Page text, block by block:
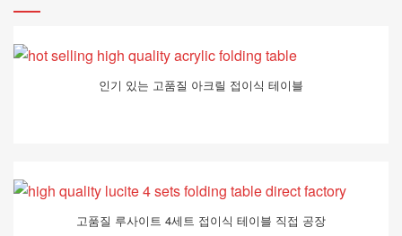
인기 있는 고품질 아크릴 접이식 테이블
고품질 루사이트 4세트 접이식 테이블 직접 공장